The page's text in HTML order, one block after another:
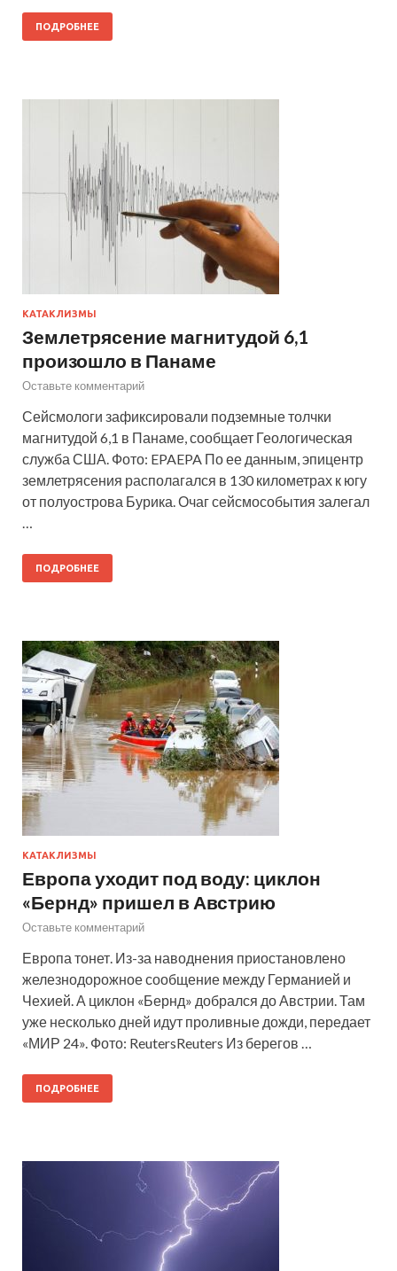
ПОДРОБНЕЕ
КАТАКЛИЗМЫ
Землетрясение магнитудой 6,1
произошло в Панаме
Оставьте комментарий
Сейсмологи зафиксировали подземные толчки
магнитудой 6,1 в Панаме, сообщает Геологическая
служба США. Фото: EPAEPA По ее данным, эпицентр
землетрясения располагался в 130 километрах к югу
от полуострова Бурика. Очаг сейсмособытия залегал
…
ПОДРОБНЕЕ
КАТАКЛИЗМЫ
Европа уходит под воду: циклон
«Бернд» пришел в Австрию
Оставьте комментарий
Европа тонет. Из-за наводнения приостановлено
железнодорожное сообщение между Германией и
Чехией. А циклон «Бернд» добрался до Австрии. Там
уже несколько дней идут проливные дожди, передает
«МИР 24». Фото: ReutersReuters Из берегов …
ПОДРОБНЕЕ